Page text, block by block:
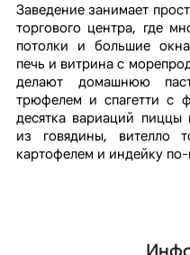
Заведение занимает
торгового центра, где
потолки и большие
печь и витрина с
делают домашнюю
трюфелем и спагетти с
десятка вариаций пиццы
из говядины, вителло
картофелем и индейку